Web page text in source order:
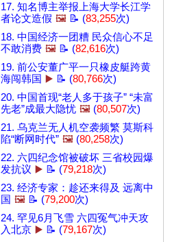
17. 知名博主举报上海大学长江学
者论文造假 🖼️ 📝 (83,255次)
18. 中国经济一团糟 民众信心不足
不敢消费 🖼️ 📝 (82,616次)
19. 前公安董广平一只橡皮艇跨黄
海闯韩国 ▶️ 📝 (80,766次)
20. 中国首现“老人多于孩子” “未富
先老”成最大隐忧 🖼️ (80,507次)
21. 乌克兰无人机空袭频繁 莫斯科
陷“断网时代” 🖼️ (80,258次)
22. 六四纪念馆被破坏 三省校园爆
发抗议 ▶️ 📝 (79,218次)
23. 经济专家：趁还来得及 远离中
国 🖼️ 📝 (79,200次)
24. 罕见6月飞雪 六四冤气冲天攻
入北京 ▶️ 📝 (79,167次)